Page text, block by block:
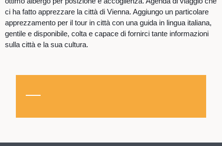
ci ha fatto apprezzare la città di Vienna. Aggiungo un particolare
apprezzamento per il tour in città con una guida in lingua italiana,
gentile e disponibile, colta e capace di fornirci tante informazioni
sulla città e la sua cultura.